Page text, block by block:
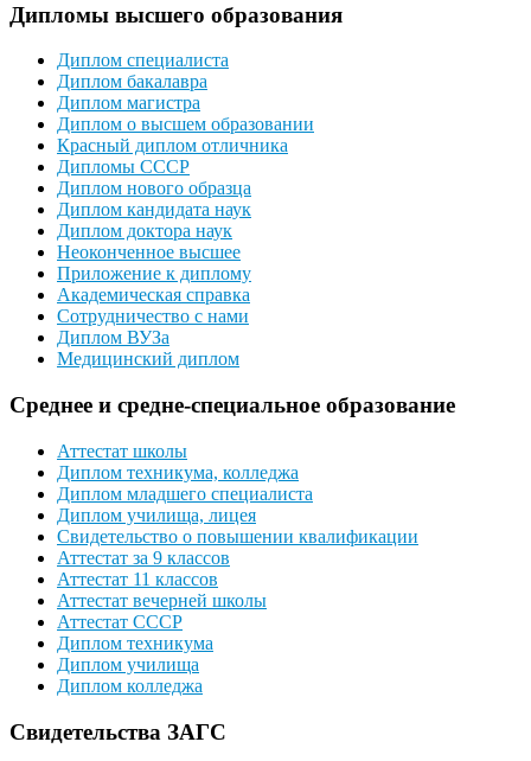
Дипломы высшего образования
Диплом специалиста
Диплом бакалавра
Диплом магистра
Диплом о высшем образовании
Красный диплом отличника
Дипломы СССР
Диплом нового образца
Диплом кандидата наук
Диплом доктора наук
Неоконченное высшее
Приложение к диплому
Академическая справка
Сотрудничество с нами
Диплом ВУЗа
Медицинский диплом
Среднее и средне-специальное образование
Аттестат школы
Диплом техникума, колледжа
Диплом младшего специалиста
Диплом училища, лицея
Свидетельство о повышении квалификации
Аттестат за 9 классов
Аттестат 11 классов
Аттестат вечерней школы
Аттестат СССР
Диплом техникума
Диплом училища
Диплом колледжа
Свидетельства ЗАГС